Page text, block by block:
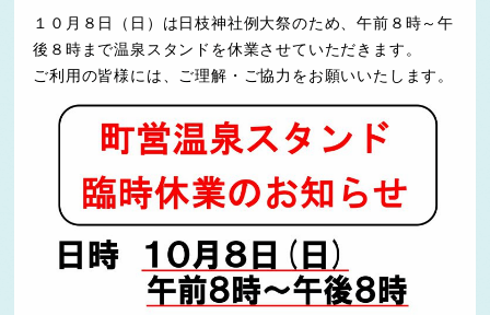
１０月８日（日）は日枝神社例大祭のため、午前８時～午
後８時まで温泉スタンドを休業させていただきます。
ご利用の皆様には、ご理解・ご協力をお願いいたします。